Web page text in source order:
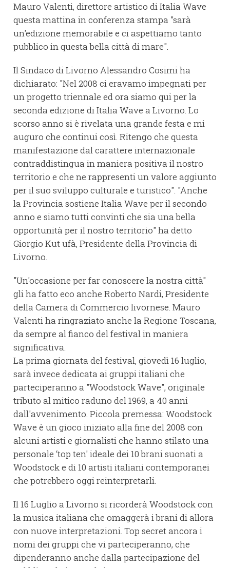
Mauro Valenti, direttore artistico di Italia Wave
questa mattina in conferenza stampa "sarà
un'edizione memorabile e ci aspettiamo tanto
pubblico in questa bella città di mare".
Il Sindaco di Livorno Alessandro Cosimi ha
dichiarato: "Nel 2008 ci eravamo impegnati per
un progetto triennale ed ora siamo qui per la
seconda edizione di Italia Wave a Livorno. Lo
scorso anno si è rivelata una grande festa e mi
auguro che continui così. Ritengo che questa
manifestazione dal carattere internazionale
contraddistingua in maniera positiva il nostro
territorio e che ne rappresenti un valore aggiunto
per il suo sviluppo culturale e turistico". "Anche
la Provincia sostiene Italia Wave per il secondo
anno e siamo tutti convinti che sia una bella
opportunità per il nostro territorio" ha detto
Giorgio Kut ufà, Presidente della Provincia di
Livorno.
"Un'occasione per far conoscere la nostra città"
gli ha fatto eco anche Roberto Nardi, Presidente
della Camera di Commercio livornese. Mauro
Valenti ha ringraziato anche la Regione Toscana,
da sempre al fianco del festival in maniera
significativa.
La prima giornata del festival, giovedì 16 luglio,
sarà invece dedicata ai gruppi italiani che
parteciperanno a "Woodstock Wave", originale
tributo al mitico raduno del 1969, a 40 anni
dall'avvenimento. Piccola premessa: Woodstock
Wave è un gioco iniziato alla fine del 2008 con
alcuni artisti e giornalisti che hanno stilato una
personale ‘top ten' ideale dei 10 brani suonati a
Woodstock e di 10 artisti italiani contemporanei
che potrebbero oggi reinterpretarli.
Il 16 Luglio a Livorno si ricorderà Woodstock con
la musica italiana che omaggerà i brani di allora
con nuove interpretazioni. Top secret ancora i
nomi dei gruppi che vi parteciperanno, che
dipenderanno anche dalla partecipazione del